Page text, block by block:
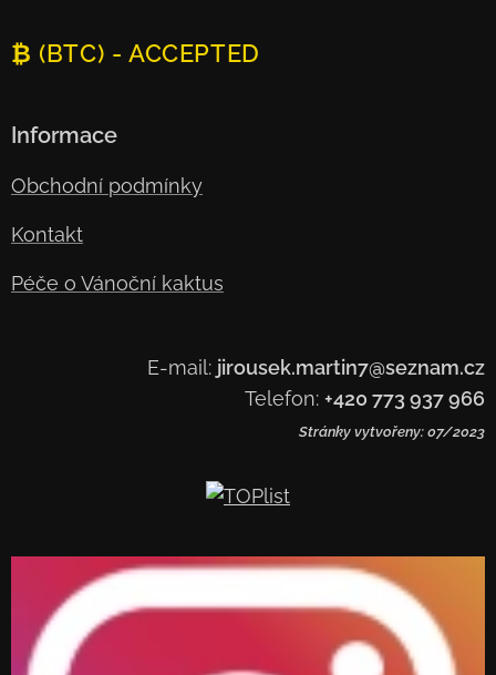
₿ (BTC) - ACCEPTED
Informace
Obchodní podmínky
Kontakt
Péče o Vánoční kaktus
E-mail: jirousek.martin7@seznam.cz
Telefon: +420 773 937 966
Stránky vytvořeny: 07/2023